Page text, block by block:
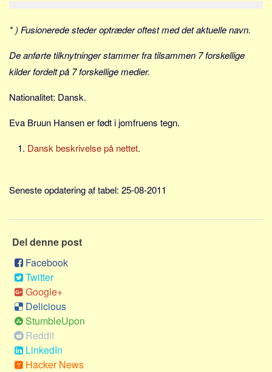
Personer
Forhistorien
Redigering
Tekstannoncer
* ) Fusionerede steder optræder oftest med det aktuelle navn.
De anførte tilknytninger stammer fra tilsammen 7 forskellige
kilder fordelt på 7 forskellige medier.
Nationalitet: Dansk.
Eva Bruun Hansen er født i jomfruens tegn.
Dansk beskrivelse på nettet.
Seneste opdatering af tabel: 25-08-2011
Del denne post
Facebook
Twitter
Google+
Delicious
StumbleUpon
Reddit
LinkedIn
Hacker News